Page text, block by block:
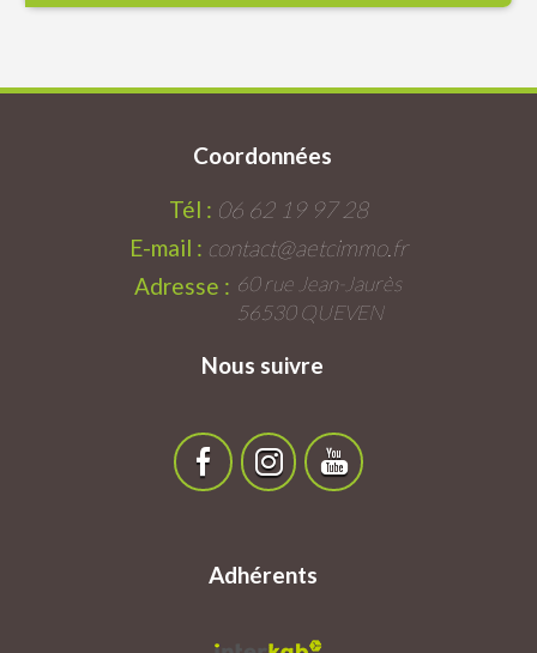
Coordonnées
Tél : 06 62 19 97 28
E-mail : contact@aetcimmo.fr
Adresse : 60 rue Jean-Jaurès
56530 QUEVEN
Nous suivre
Adhérents